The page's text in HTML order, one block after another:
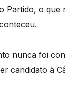
Partido, o que
nunca foi
candidato à